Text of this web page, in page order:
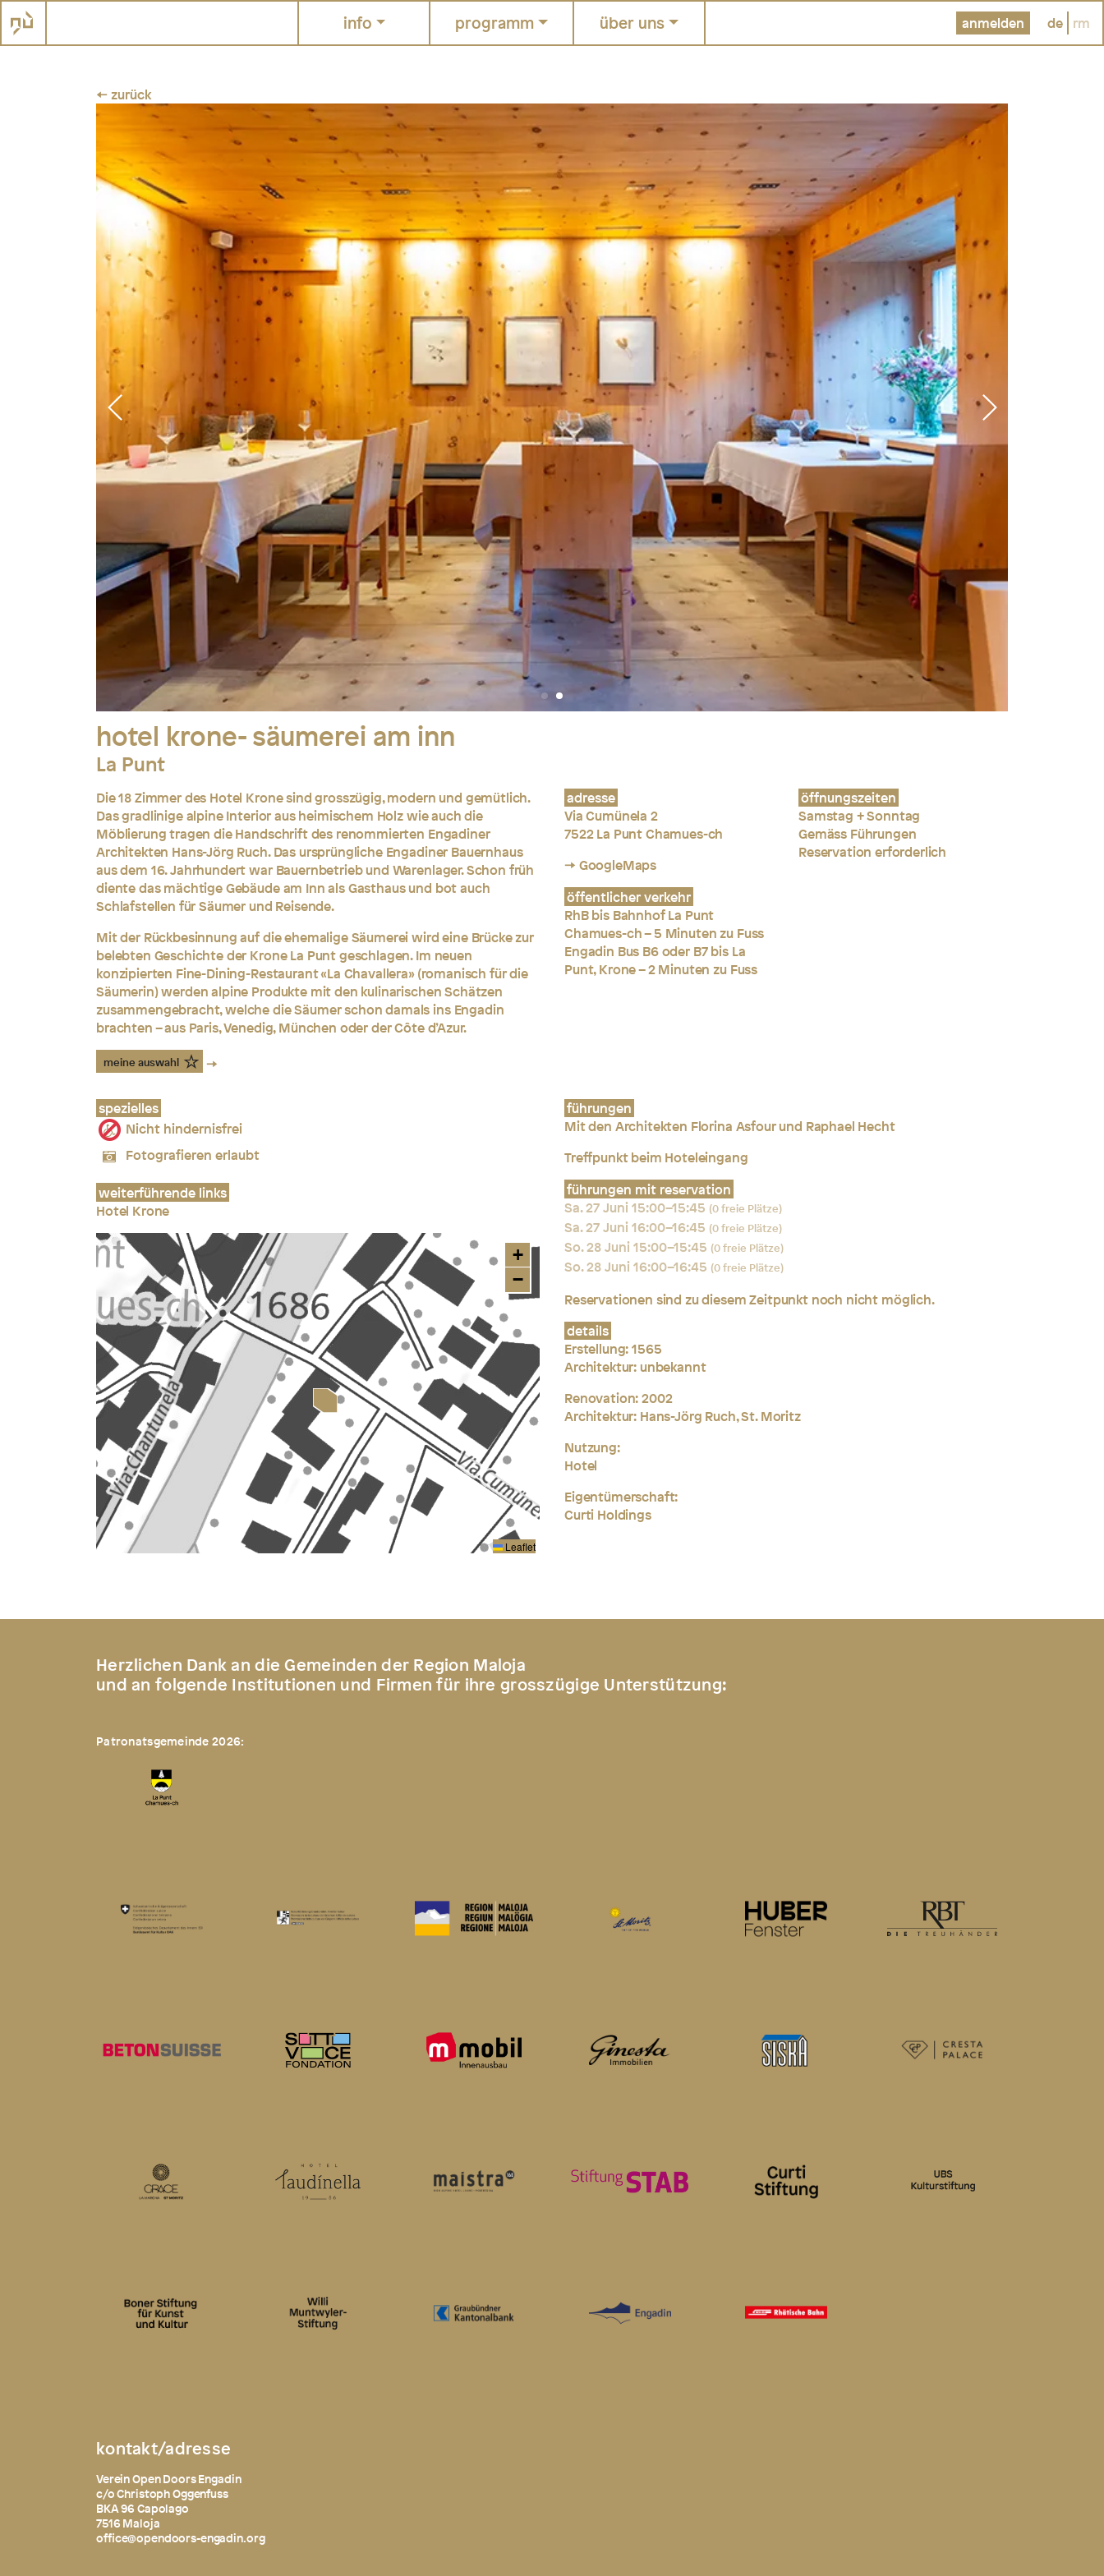
info programm über uns anmelden de rm
← zurück
hotel krone- säumerei am inn
La Punt
Die 18 Zimmer des Hotel Krone sind grosszügig, modern und gemütlich.
Das gradlinige alpine Interior aus heimischem Holz wie auch die
Möblierung tragen die Handschrift des renommierten Engadiner
Architekten Hans-Jörg Ruch. Das ursprüngliche Engadiner Bauernhaus
aus dem 16. Jahrhundert war Bauernbetrieb und Warenlager. Schon früh
diente das mächtige Gebäude am Inn als Gasthaus und bot auch
Schlafstellen für Säumer und Reisende.
Mit der Rückbesinnung auf die ehemalige Säumerei wird eine Brücke zur
belebten Geschichte der Krone La Punt geschlagen. Im neuen
konzipierten Fine-Dining-Restaurant «La Chavallera» (romanisch für die
Säumerin) werden alpine Produkte mit den kulinarischen Schätzen
zusammengebracht, welche die Säumer schon damals ins Engadin
brachten – aus Paris, Venedig, München oder der Côte d’Azur.
meine auswahl
adresse
Via Cumünela 2
7522 La Punt Chamues-ch
→ GoogleMaps
öffentlicher verkehr
RhB bis Bahnhof La Punt
Chamues-ch – 5 Minuten zu Fuss
Engadin Bus B6 oder B7 bis La
Punt, Krone – 2 Minuten zu Fuss
öffnungszeiten
Samstag + Sonntag
Gemäss Führungen
Reservation erforderlich
führungen
Mit den Architekten Florina Asfour und Raphael Hecht
Treffpunkt beim Hoteleingang
führungen mit reservation
Sa. 27 Juni 15:00–15:45 (0 freie Plätze)
Sa. 27 Juni 16:00–16:45 (0 freie Plätze)
So. 28 Juni 15:00–15:45 (0 freie Plätze)
So. 28 Juni 16:00–16:45 (0 freie Plätze)
Reservationen sind zu diesem Zeitpunkt noch nicht möglich.
details
Erstellung: 1565
Architektur: unbekannt
Renovation: 2002
Architektur: Hans-Jörg Ruch, St. Moritz
Nutzung:
Hotel
Eigentümerschaft:
Curti Holdings
spezielles
Nicht hindernisfrei
Fotografieren erlaubt
weiterführende links
Hotel Krone
+
−
Leaflet
Herzlichen Dank an die Gemeinden der Region Maloja
und an folgende Institutionen und Firmen für ihre grosszügige Unterstützung:
Patronatsgemeinde 2026:
kontakt/adresse
Verein Open Doors Engadin
c/o Christoph Oggenfuss
BKA 96 Capolago
7516 Maloja
office@opendoors-engadin.org